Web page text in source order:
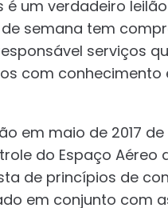
um verdadeiro
semana tem
serviços
com
em maio de 2017
do Espaço Aéreo
de princípios de
em conjunto com